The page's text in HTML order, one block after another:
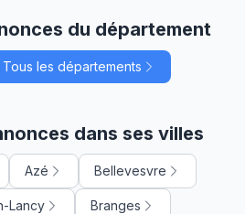
du département
Tous les départements
dans ses villes
Azé Bellevesvre
Lancy Branges